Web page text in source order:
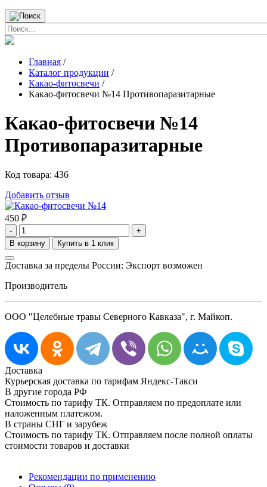
Главная /
Каталог продукции /
Какао-фитосвечи /
Какао-фитосвечи №14 Противопаразитарные
Какао-фитосвечи №14
Противопаразитарные
Код товара: 436
Добавить отзыв
450 ₽
- +
Доставка за пределы России: Экспорт возможен
Производитель
ООО "Целебные травы Северного Кавказа", г. Майкоп.
Доставка
Курьерская доставка по тарифам Яндекс-Такси
В другие города РФ
Стоимость по тарифу ТК. Отправляем по предоплате или
наложенным платежом.
В страны СНГ и зарубеж
Стоимость по тарифу ТК. Отправляем после полной оплаты
стоимости товаров и доставки
Рекомендации по применению